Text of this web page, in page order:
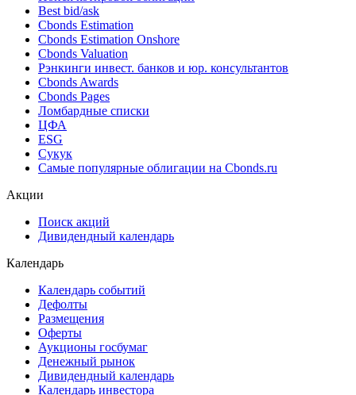
Поиск облигаций & Карты рынка
Поиск облигаций (ИИ)
Ближайшие размещения (Россия)
Поиск котировок облигаций
Best bid/ask
Cbonds Estimation
Cbonds Estimation Onshore
Cbonds Valuation
Рэнкинги инвест. банков и юр. консультантов
Cbonds Awards
Cbonds Pages
Ломбардные списки
ESG
Самые популярные облигации на Cbonds.ru
Дивидендный календарь
Календарь
Календарь событий
Дефолты
Размещения
Оферты